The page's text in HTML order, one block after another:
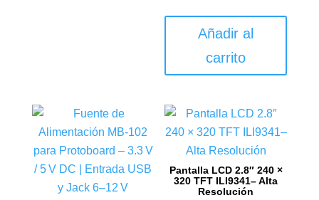
Añadir al
carrito
Pantalla LCD 2.8″ 240 ×
320 TFT ILI9341– Alta
Resolución